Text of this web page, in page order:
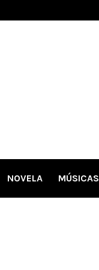
NOVELA MÚSICAS